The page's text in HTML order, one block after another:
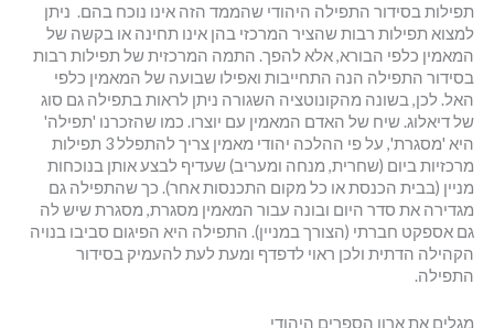
תפילות בסידור התפילה היהודי שהממד הזה אינו נוכח בהם. ניתן
למצוא תפילות רבות שהציר המרכזי בהן אינו תחינה או בקשה של
המאמין כלפי הבורא, אלא להפך. התמה המרכזית של תפילות רבות
בסידור התפילה הנה התחייבות ואפילו שבועה של המאמין כלפי
האל. לכן, בשונה מהקונוטציה השגורה ניתן לראות בתפילה גם סוג
של דיאלוג. שיח של האדם המאמין עם יוצרו. כמו שהזכרנו 'תפילה'
היא 'מסגרת', על פי ההלכה יהודי מאמין צריך להתפלל 3 תפילות
מרכזיות ביום (שחרית, מנחה ומעריב) שעדיף לבצע אותן בנוכחות
מניין (בבית הכנסת או כל מקום התכנסות אחר). כך שהתפילה גם
מגדירה את סדר היום ובונה עבור המאמין מסגרת, מסגרת שיש לה
גם אספקט חברתי (הצורך במניין). התפילה היא הפיגום סביבו בנויה
הקהילה הדתית ולכן ראוי לדפדף ומעת לעת להעמיק בסידור
התפילה.
מגלים את ארון הספרים היהודי